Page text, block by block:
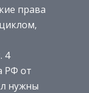
права
4
РФ от
нужны